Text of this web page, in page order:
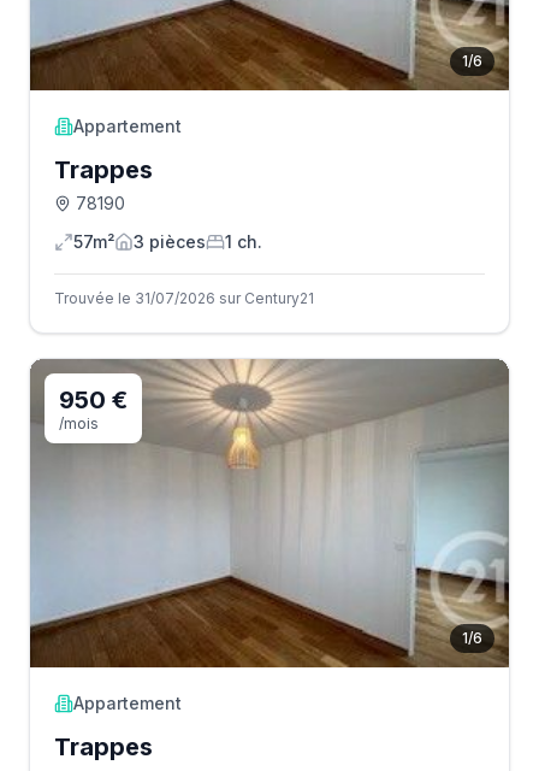
1/6
Appartement
Trappes
78190
57m²
3 pièces 1 ch.
Trouvée le 31/07/2026 sur Century21
1/6
950 €
/mois
Appartement
Trappes